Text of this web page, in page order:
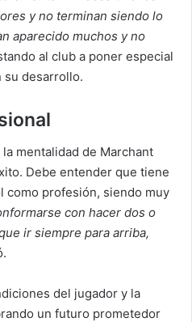
y no terminan siendo lo
aparecido muchos y no
al club a poner especial
su desarrollo.
mentalidad de Marchant
Debe entender que tiene
como profesión, siendo muy
con hacer dos o
ir siempre para arriba,
del jugador y la
un futuro prometedor